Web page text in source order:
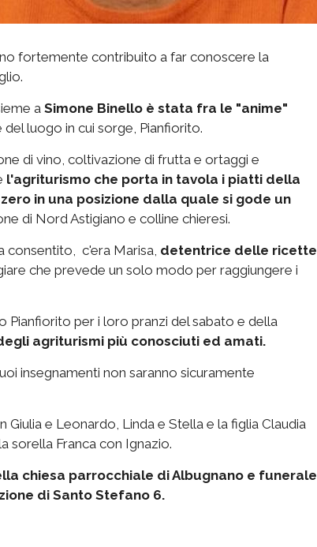
fortemente contribuito a far conoscere la
aSimone Binello è stata fra le "anime"
luogo in cui sorge, Pianfiorito.
di vino, coltivazione di frutta e ortaggi e
l'agriturismo che porta in tavola i piatti della
in una posizione dalla quale si gode un
di Nord Astigiano e colline chieresi.
consentito, c'era Marisa, detentrice delle ricette
che prevede un solo modo per raggiungere i
Pianfiorito per i loro pranzi del sabato e della
agriturismi più conosciuti ed amati.
insegnamenti non saranno sicuramente
Giulia e Leonardo, Linda e Stella e la figlia Claudia
sorella Franca con Ignazio.
chiesa parrocchiale di Albugnano e funerale
di Santo Stefano 6.